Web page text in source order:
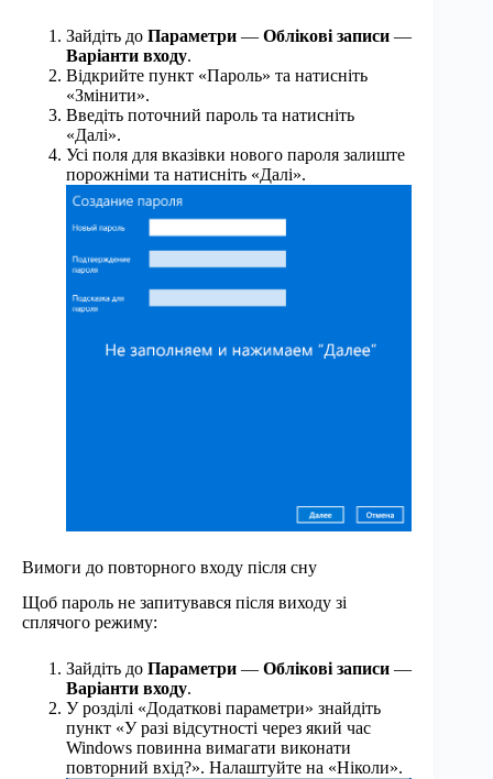
Зайдіть до Параметри — Облікові записи —
Варіанти входу.
Відкрийте пункт «Пароль» та натисніть
«Змінити».
Введіть поточний пароль та натисніть
«Далі».
Усі поля для вказівки нового пароля залиште
порожніми та натисніть «Далі».
Вимоги до повторного входу після сну
Щоб пароль не запитувався після виходу зі
сплячого режиму:
Зайдіть до Параметри — Облікові записи —
Варіанти входу.
У розділі «Додаткові параметри» знайдіть
пункт «У разі відсутності через який час
Windows повинна вимагати виконати
повторний вхід?». Налаштуйте на «Ніколи».